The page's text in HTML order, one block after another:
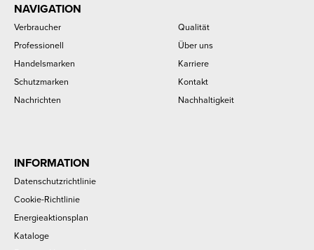
NAVIGATION
Verbraucher
Professionell
Handelsmarken
Schutzmarken
Nachrichten
Qualität
Über uns
Karriere
Kontakt
Nachhaltigkeit
INFORMATION
Datenschutzrichtlinie
Cookie-Richtlinie
Energieaktionsplan
Kataloge